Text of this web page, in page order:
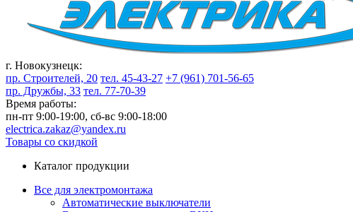
г. Новокузнецк:
пр. Строителей, 20 тел. 45-43-27 +7 (961) 701-56-65
пр. Дружбы, 33 тел. 77-70-39
Время работы:
пн-пт 9:00-19:00, сб-вс 9:00-18:00
electrica.zakaz@yandex.ru
Товары со скидкой
Каталог продукции
Все для электромонтажа
Автоматические выключатели